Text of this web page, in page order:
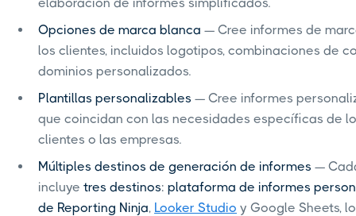
Opciones de marca blanca — Cree informes de
los clientes, incluidos logotipos, combinaciones de
dominios personalizados.
Plantillas personalizables — Cree informes
que coincidan con las necesidades específicas de
clientes o las empresas.
Múltiples destinos de generación de informes —
incluye tres destinos: plataforma de informes
de Reporting Ninja, Looker Studio y Google Sheets,